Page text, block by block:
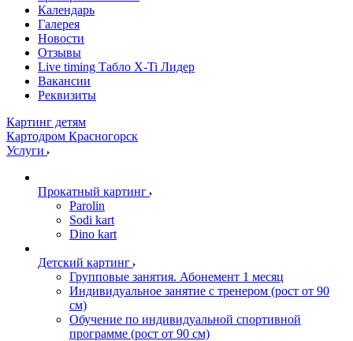
Календарь
Галерея
Новости
Отзывы
Live timing Табло X-Ti Лидер
Вакансии
Реквизиты
Картинг детям
Картодром Красногорск
Услуги
Прокатный картинг
Parolin
Sodi kart
Dino kart
Детский картинг
Групповые занятия. Абонемент 1 месяц
Индивидуальное занятие с тренером (рост от 90
см)
Обучение по индивидуальной спортивной
программе (рост от 90 см)